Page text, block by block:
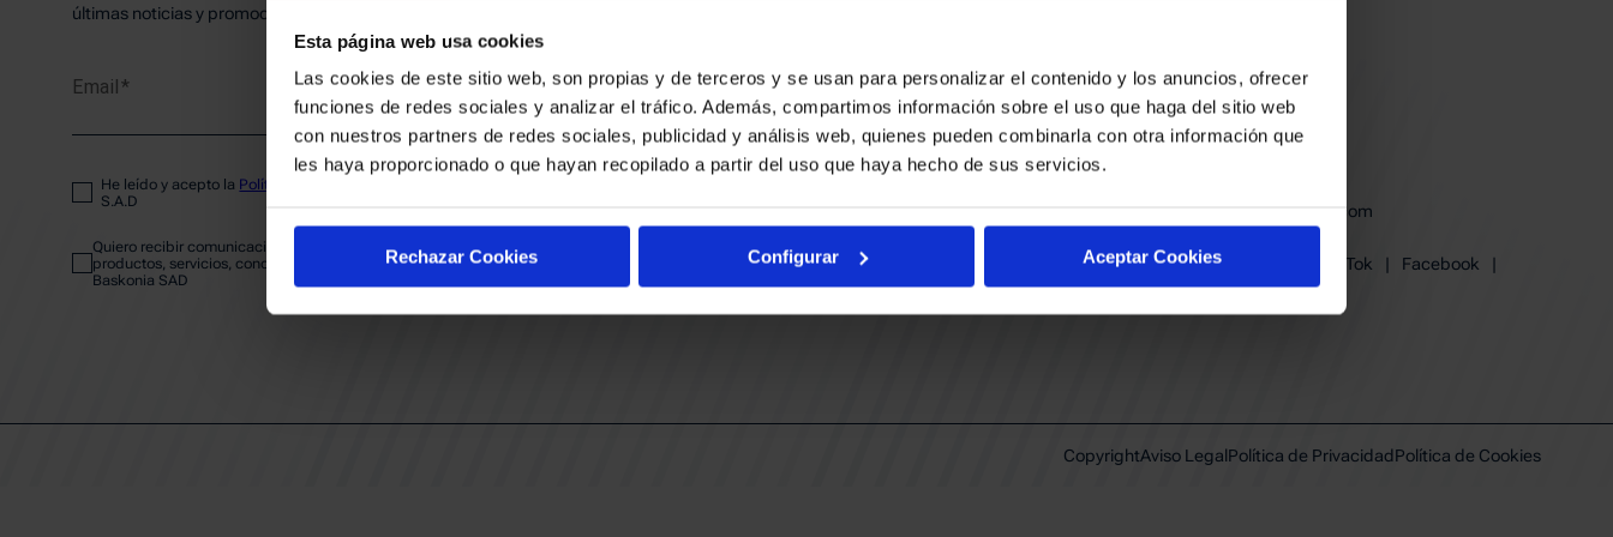
Esta página web usa cookies
Las cookies de este sitio web, son propias y de terceros y se usan para personalizar el contenido y los anuncios, ofrecer
funciones de redes sociales y analizar el tráfico. Además, compartimos información sobre el uso que haga del sitio web
con nuestros partners de redes sociales, publicidad y análisis web, quienes pueden combinarla con otra información que
les haya proporcionado o que hayan recopilado a partir del uso que haya hecho de sus servicios.
Rechazar Cookies Configurar Aceptar Cookies
PLANTILLA
ENTRADAS
ABONADOS
CALENDARIO
CLUB
últimas noticias y promociones del club.
Email
He leído y acepto la Política de privacidad
S.A.D
Quiero recibir comunicaciones electrónicas sobre las actividades,
productos, servicios, concursos, ofertas y/o promociones del SASKI
Baskonia SAD
BAKH
FUNDACIÓN BASKONIA-ALAVÉS
01013 Vitoria-Gasteiz
baskonia@baskonia.com
Instagram
TikTok | Facebook
|
Youtube
| Linkedin
CopyrightAviso LegalPolítica de PrivacidadPolítica de Cookies